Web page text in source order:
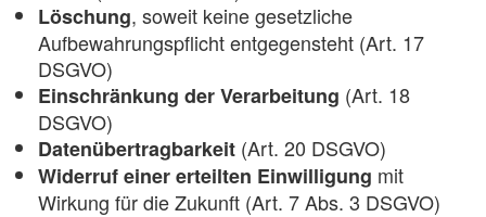
Löschung, soweit keine gesetzliche
Aufbewahrungspflicht entgegensteht (Art. 17
DSGVO)
Einschränkung der Verarbeitung (Art. 18
DSGVO)
Datenübertragbarkeit (Art. 20 DSGVO)
Widerruf einer erteilten Einwilligung mit
Wirkung für die Zukunft (Art. 7 Abs. 3 DSGVO)